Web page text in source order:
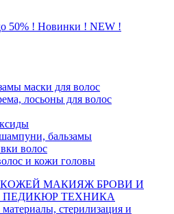
50% ! Новинки ! NEW !
маски для волос
лосьоны для волос
бальзамы
волос
и кожи головы
КОЖЕЙ МАКИЯЖ БРОВИ И
ТЕХНИКА
стерилизация и